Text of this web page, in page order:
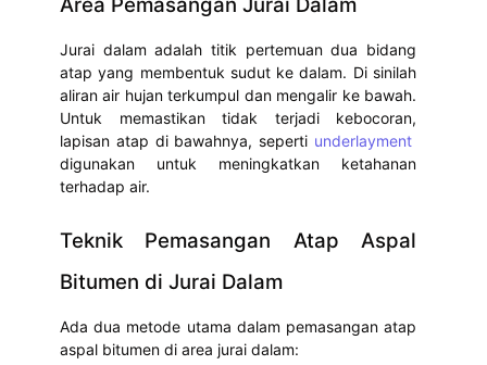
Jurai dalam adalah titik pertemuan dua bidang
atap yang membentuk sudut ke dalam. Di sinilah
aliran air hujan terkumpul dan mengalir ke bawah.
Untuk memastikan tidak terjadi kebocoran,
lapisan atap di bawahnya, seperti underlayment
digunakan untuk meningkatkan ketahanan
terhadap air.
Teknik Pemasangan Atap Aspal
Bitumen di Jurai Dalam
Ada dua metode utama dalam pemasangan atap
aspal bitumen di area jurai dalam: